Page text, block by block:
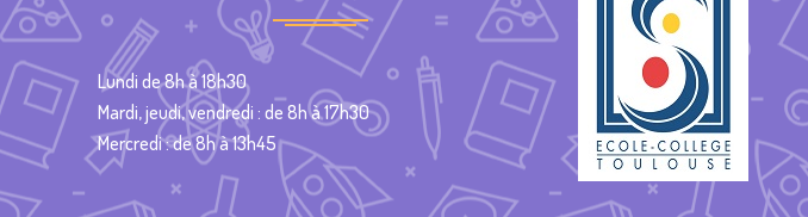
Lundi de 8h à 18h30
Mardi, jeudi, vendredi : de 8h à 17h30
Mercredi : de 8h à 13h45